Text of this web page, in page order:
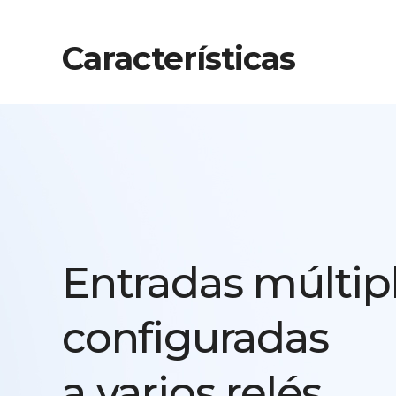
Características
Entradas
configuradas